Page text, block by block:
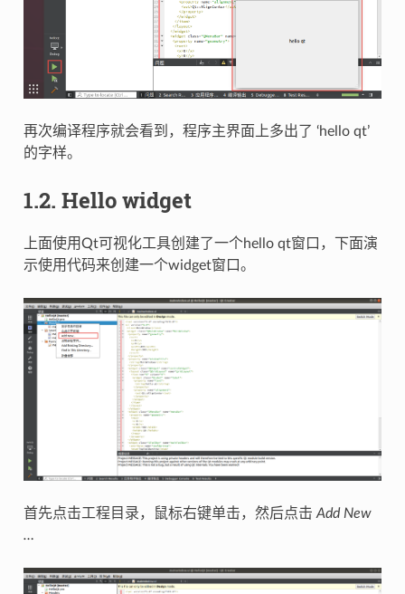
再次编译程序就会看到，程序主界面上多出了 ‘hello qt’
的字样。
1.2. Hello widget
上面使用Qt可视化工具创建了一个hello qt窗口，下面演
示使用代码来创建一个widget窗口。
首先点击工程目录，鼠标右键单击，然后点击 Add New
…